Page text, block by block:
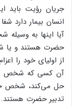
جریان‌ رؤیت‌ باید
انسان‌ بیمار دارد
آیا اینها به‌
حضرت‌ هستند و یا
از اولیای‌ خود را
آن‌ کسی‌ که‌ شخص‌
حل‌ می‌کند، شخص‌
تدبیر حضرت‌